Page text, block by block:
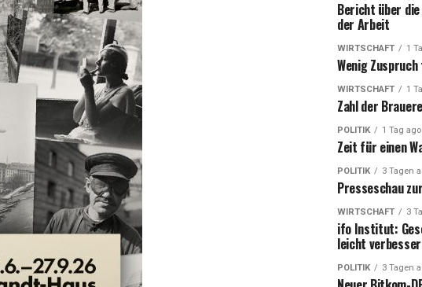
Bericht über
der Arbeit
WIRTSCHAFT 1
Wenig
WIRTSCHAFT 1
Zahl der
POLITIK 1 Tag ago
Zeit für einen
POLITIK 3 Tagen
Presseschau
WIRTSCHAFT 3
ifo Institut:
leicht
POLITIK 3 Tagen